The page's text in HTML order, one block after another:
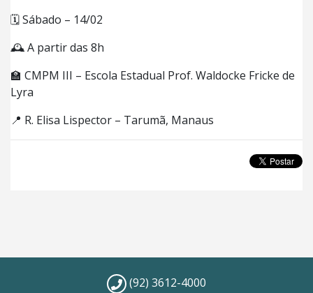
🗓️ Sábado – 14/02
🕰️ A partir das 8h
🏫 CMPM III – Escola Estadual Prof. Waldocke Fricke de
Lyra
📍 R. Elisa Lispector – Tarumã, Manaus
(92) 3612-4000